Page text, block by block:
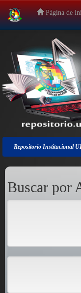
Salir
navegación
Página de
Repositorio Institucional
Buscar por